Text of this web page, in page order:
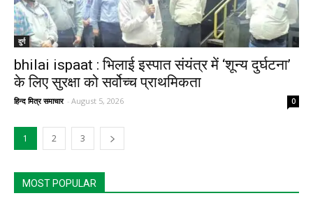
दुर्ग
bhilai ispaat : भिलाई इस्पात संयंत्र में ‘शून्य दुर्घटना’
के लिए सुरक्षा को सर्वोच्च प्राथमिकता
हिन्द मित्र समाचार - August 5, 2026 0
1 2 3
MOST POPULAR